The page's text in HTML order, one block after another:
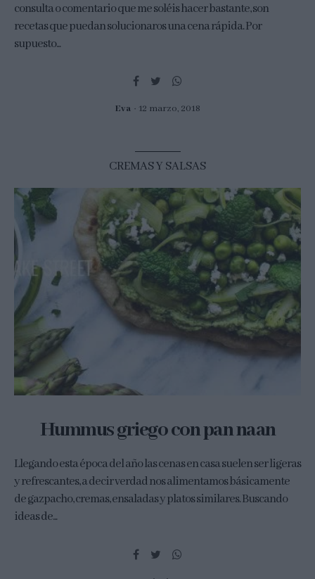
consulta o comentario que me soléis hacer bastante, son
recetas que puedan solucionaros una cena rápida. Por
supuesto...
Eva 12 marzo, 2018
CREMAS Y SALSAS
Hummus griego con pan naan
Llegando esta época del año las cenas en casa suelen ser ligeras
y refrescantes, a decir verdad nos alimentamos básicamente
de gazpacho, cremas, ensaladas y platos similares. Buscando
ideas de...